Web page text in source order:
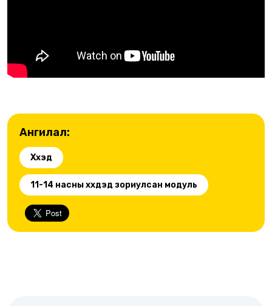
Ангилал:
Хүүхэд
11-14 насны хүүхдэд зориулсан модуль